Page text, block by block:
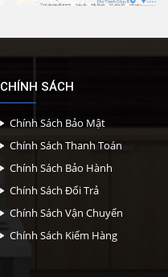
CHÍNH SÁCH
Chính Sách Bảo Mật
Chính Sách Thanh Toán
Chính Sách Bảo Hành
Chính Sách Đổi Trả
Chính Sách Vận Chuyển
Chính Sách Kiểm Hàng